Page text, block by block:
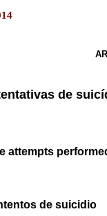
de
attempts
de suicidio